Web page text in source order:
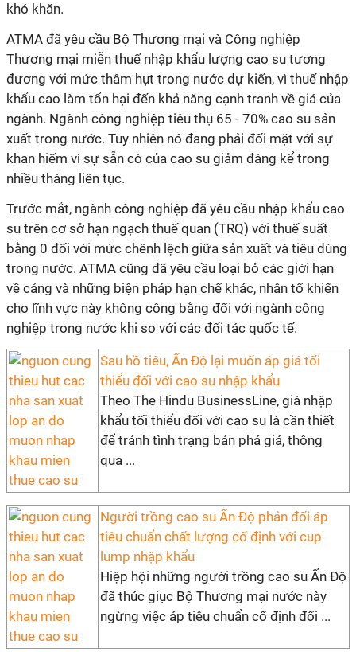
khó khăn.
ATMA đã yêu cầu Bộ Thương mại và Công nghiệp
Thương mại miễn thuế nhập khẩu lượng cao su tương
đương với mức thâm hụt trong nước dự kiến, vì thuế nhập
khẩu cao làm tổn hại đến khả năng cạnh tranh về giá của
ngành. Ngành công nghiệp tiêu thụ 65 - 70% cao su sản
xuất trong nước. Tuy nhiên nó đang phải đối mặt với sự
khan hiếm vì sự sẵn có của cao su giảm đáng kể trong
nhiều tháng liên tục.
Trước mắt, ngành công nghiệp đã yêu cầu nhập khẩu cao
su trên cơ sở hạn ngạch thuế quan (TRQ) với thuế suất
bằng 0 đối với mức chênh lệch giữa sản xuất và tiêu dùng
trong nước. ATMA cũng đã yêu cầu loại bỏ các giới hạn
về cảng và những biện pháp hạn chế khác, nhân tố khiến
cho lĩnh vực này không công bằng đối với ngành công
nghiệp trong nước khi so với các đối tác quốc tế.
Sau hồ tiêu, Ấn Độ lại muốn áp giá tối
thiểu đối với cao su nhập khẩu
Theo The Hindu BusinessLine, giá nhập
khẩu tối thiểu đối với cao su là cần thiết
để tránh tình trạng bán phá giá, thông
qua ...
Người trồng cao su Ấn Độ phản đối áp
tiêu chuẩn chất lượng cố định với cup
lump nhập khẩu
Hiệp hội những người trồng cao su Ấn Độ
đã thúc giục Bộ Thương mại nước này
ngừng việc áp tiêu chuẩn cố định đối ...